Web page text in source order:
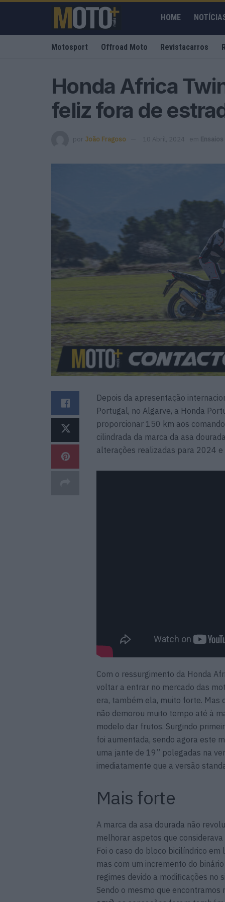
HOME
Motosport Offroad Moto Revistacarros
Honda Africa
feliz fora de
por João Fragoso 10 Abril, 2024 em Ensaios
Depois da apresentação
Portugal, no Algarve, a Honda
proporcionar 150 km aos
cilindrada da marca da asa
alterações realizadas para 2024
Com o ressurgimento da Honda
voltar a entrar no mercado das
era, também ela, muito forte. Mas
não demorou muito tempo até à
modelo dar frutos. Surgindo
foi aumentada, sendo agora este
uma jante de 19” polegadas na
imediatamente que a versão
Mais forte
A marca da asa dourada não
melhorar aspetos que
Foi o caso do bloco bicilíndrico
mas com um incremento do
regimes devido a modificações no
Sendo o mesmo que